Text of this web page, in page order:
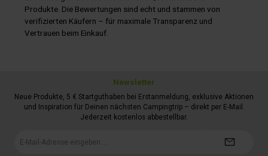
Produkte. Die Bewertungen sind echt und stammen von
verifizierten Käufern – für maximale Transparenz und
Vertrauen beim Einkauf.
Newsletter
Neue Produkte, 5 € Startguthaben bei Erstanmeldung, exklusive Aktionen
und Inspiration für Deinen nächsten Campingtrip – direkt per E-Mail.
Jederzeit kostenlos abbestellbar.